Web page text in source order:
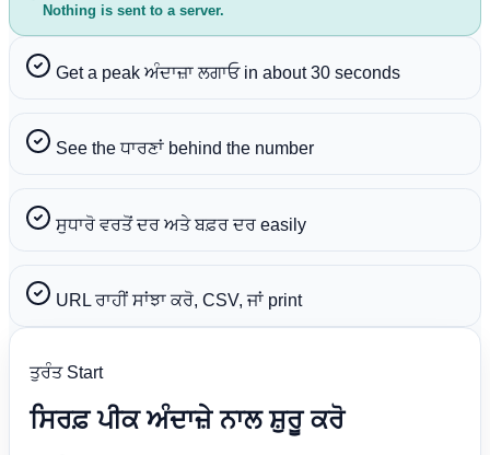
Nothing is sent to a server.
Get a peak ਅੰਦਾਜ਼ਾ ਲਗਾਓ in about 30 seconds
See the ਧਾਰਣਾਂ behind the number
ਸੁਧਾਰੋ ਵਰਤੋਂ ਦਰ ਅਤੇ ਬਫ਼ਰ ਦਰ easily
URL ਰਾਹੀਂ ਸਾਂਝਾ ਕਰੋ, CSV, ਜਾਂ print
ਤੁਰੰਤ Start
ਸਿਰਫ਼ ਪੀਕ ਅੰਦਾਜ਼ੇ ਨਾਲ ਸ਼ੁਰੂ ਕਰੋ